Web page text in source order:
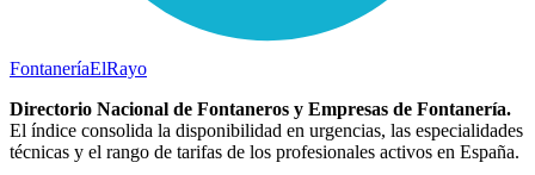
FontaneríaElRayo
Directorio Nacional de Fontaneros y Empresas de Fontanería.
El índice consolida la disponibilidad en urgencias, las especialidades
técnicas y el rango de tarifas de los profesionales activos en España.